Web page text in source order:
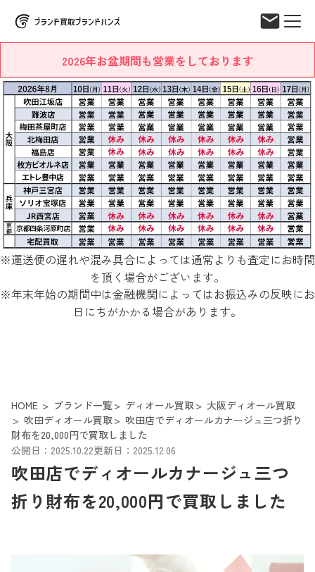
2026年お盆期間も営業をしております
※運送便の遅れや混み具合によっては通常よりも査定にお時間
を頂く場合がございます。
※年末年始の期間中は金融機関によってはお振込みの反映にお
日にちがかかる場合があります。
HOME ブランド一覧 ディオール買取
大阪ディオール買取
吹田ディオール買取
吹田店でディオールカナージュ三つ折り
財布を20,000円で買取しました
公開日：2025.10.22更新日：2025.12.06
吹田店でディオールカナージュ三つ
折り財布を20,000円で買取しました